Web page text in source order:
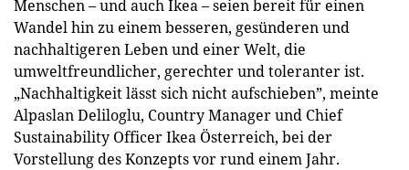
Menschen – und auch Ikea – seien bereit für einen
Wandel hin zu einem besseren, gesünderen und
nachhaltigeren Leben und einer Welt, die
umweltfreundlicher, gerechter und toleranter ist.
„Nachhaltigkeit lässt sich nicht aufschieben”, meinte
Alpaslan Deliloglu, Country Manager und Chief
Sustainability Officer Ikea Österreich, bei der
Vorstellung des Konzepts vor rund einem Jahr.